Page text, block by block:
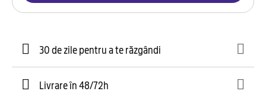
30 de zile pentru a te răzgândi
Livrare în 48/72h